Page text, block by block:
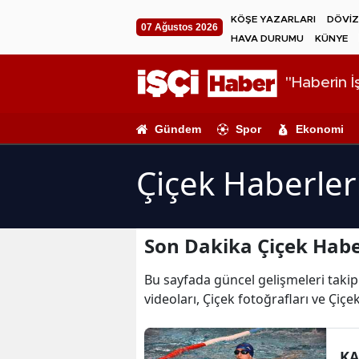
07 Ağustos 2026
KÖŞE YAZARLARI
HAVA DURUMU
KÜNYE
"Haberin
Gündem Spor Ekonomi
Çiçek
Son Dakika Çiçek
Bu sayfada güncel gelişmeleri
videoları, Çiçek fotoğrafları ve